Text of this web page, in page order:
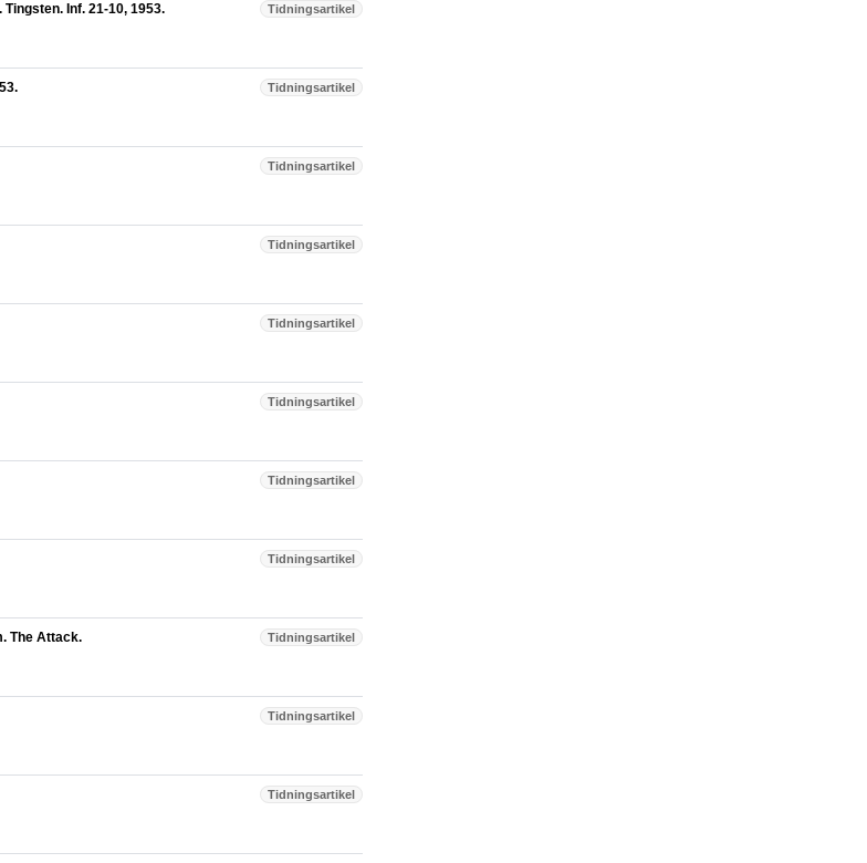
Tidningsartikel
Inf. 21-10, 1953.
Tidningsartikel
Tidningsartikel
Tidningsartikel
Tidningsartikel
Tidningsartikel
Tidningsartikel
Tidningsartikel
Tidningsartikel
The Attack.
Tidningsartikel
Tidningsartikel